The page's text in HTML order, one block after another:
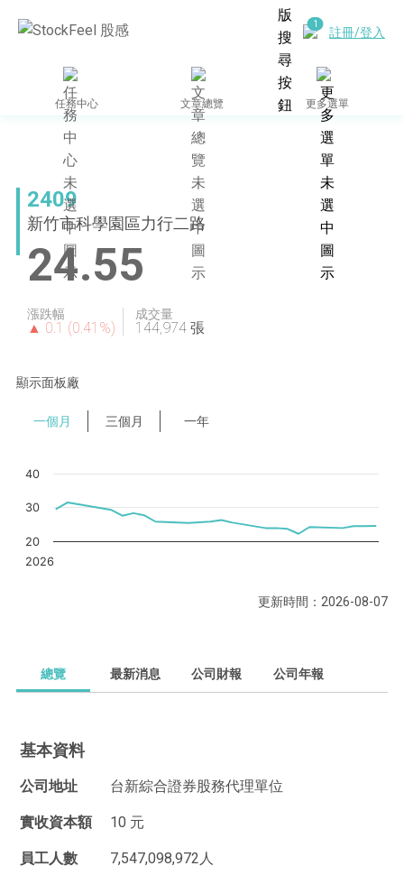
註冊/登入
任務中心 文章總覽 更多選單
2409
新竹市科學園區力行二路
24.55
漲跌幅
▲ 0.1 (0.41%)
成交量
144,974 張
顯示面板廠
一個月 三個月 一年
2026
20
30
40
更新時間：2026-08-07
總覽 最新消息 公司財報 公司年報
基本資料
公司地址 台新綜合證券股務代理單位
實收資本額 10 元
員工人數 7,547,098,972人